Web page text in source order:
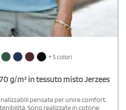
+ 5 colori
g/m² in tessuto misto Jerzees
pensate per unire comfort,
Sono realizzate in cotone